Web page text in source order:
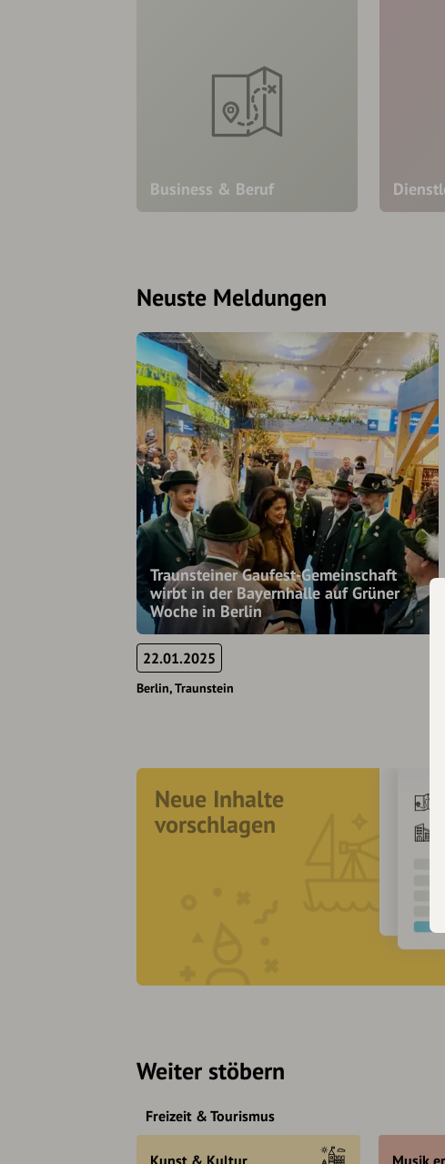
Business & Beruf
Neuste Meldungen
Traunsteiner Gaufest-Gemeinschaft
wirbt in der Bayernhalle auf Grüner
Woche in Berlin
22.01.2025
Berlin Traunstein
Neue Inhalte
vorschlagen
Weiter stöbern
Freizeit & Tourismus